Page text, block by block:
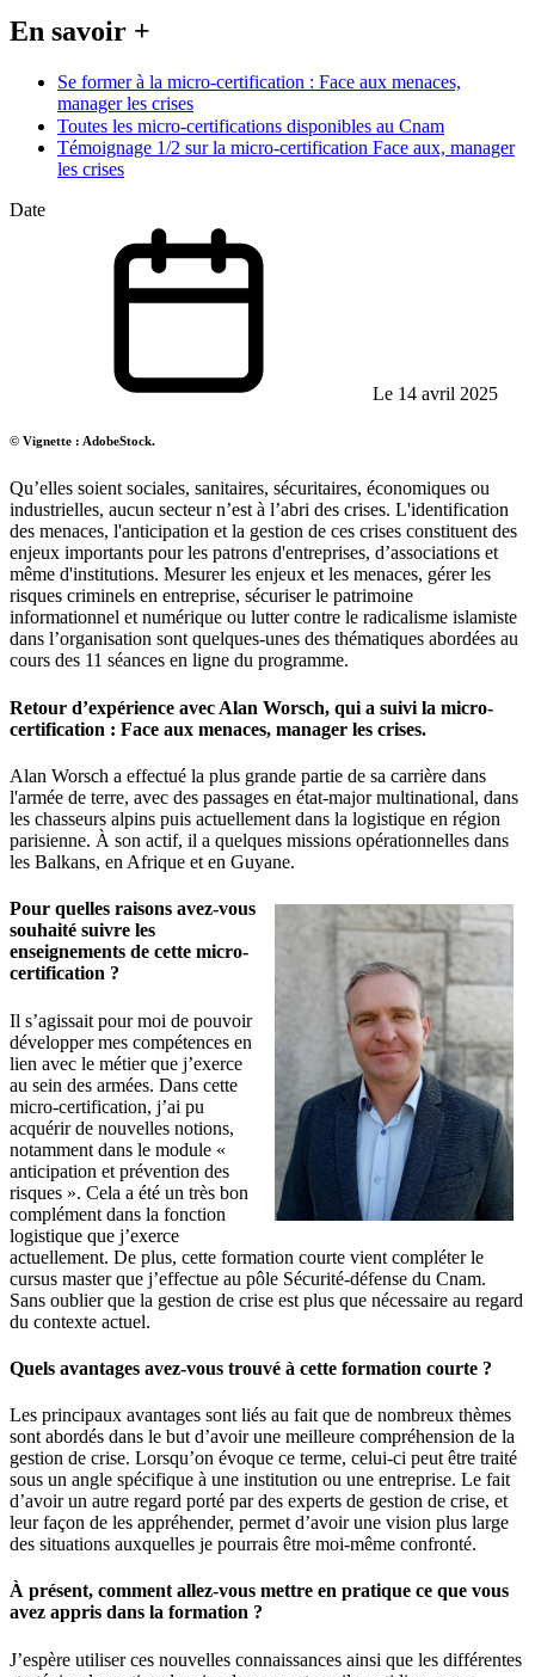
En savoir +
Se former à la micro-certification : Face aux menaces,
manager les crises
Toutes les micro-certifications disponibles au Cnam
Témoignage 1/2 sur la micro-certification Face aux, manager
les crises
Date
Le 14 avril 2025
© Vignette : AdobeStock.
Qu’elles soient sociales, sanitaires, sécuritaires, économiques ou
industrielles, aucun secteur n’est à l’abri des crises. L'identification
des menaces, l'anticipation et la gestion de ces crises constituent des
enjeux importants pour les patrons d'entreprises, d’associations et
même d'institutions. Mesurer les enjeux et les menaces, gérer les
risques criminels en entreprise, sécuriser le patrimoine
informationnel et numérique ou lutter contre le radicalisme islamiste
dans l’organisation sont quelques-unes des thématiques abordées au
cours des 11 séances en ligne du programme.
Retour d’expérience avec Alan Worsch, qui a suivi la micro-
certification : Face aux menaces, manager les crises.
Alan Worsch a effectué la plus grande partie de sa carrière dans
l'armée de terre, avec des passages en état-major multinational, dans
les chasseurs alpins puis actuellement dans la logistique en région
parisienne. À son actif, il a quelques missions opérationnelles dans
les Balkans, en Afrique et en Guyane.
Pour quelles raisons avez-vous
souhaité suivre les
enseignements de cette micro-
certification ?
Il s’agissait pour moi de pouvoir
développer mes compétences en
lien avec le métier que j’exerce
au sein des armées. Dans cette
micro-certification, j’ai pu
acquérir de nouvelles notions,
notamment dans le module «
anticipation et prévention des
risques ». Cela a été un très bon
complément dans la fonction
logistique que j’exerce
actuellement. De plus, cette formation courte vient compléter le
cursus master que j’effectue au pôle Sécurité-défense du Cnam.
Sans oublier que la gestion de crise est plus que nécessaire au regard
du contexte actuel.
Quels avantages avez-vous trouvé à cette formation courte ?
Les principaux avantages sont liés au fait que de nombreux thèmes
sont abordés dans le but d’avoir une meilleure compréhension de la
gestion de crise. Lorsqu’on évoque ce terme, celui-ci peut être traité
sous un angle spécifique à une institution ou une entreprise. Le fait
d’avoir un autre regard porté par des experts de gestion de crise, et
leur façon de les appréhender, permet d’avoir une vision plus large
des situations auxquelles je pourrais être moi-même confronté.
À présent, comment allez-vous mettre en pratique ce que vous
avez appris dans la formation ?
J’espère utiliser ces nouvelles connaissances ainsi que les différentes